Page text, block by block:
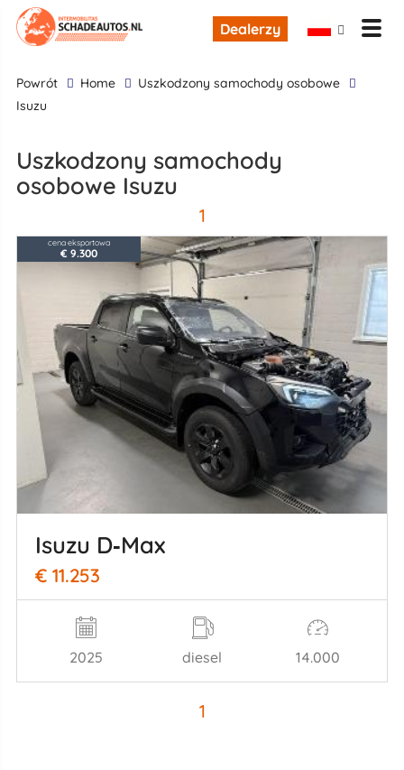
Dealerzy
powrót Home
uszkodzony samochody osobowe
Isuzu
uszkodzony samochody
osobowe Isuzu
1
cena eksportowa
€ 9.300
Isuzu D‑Max
€ 11.253
2025 diesel 14.000
1